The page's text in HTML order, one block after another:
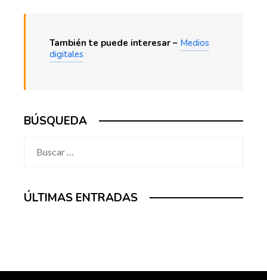
También te puede interesar – Medios
digitales
BÚSQUEDA
ÚLTIMAS ENTRADAS